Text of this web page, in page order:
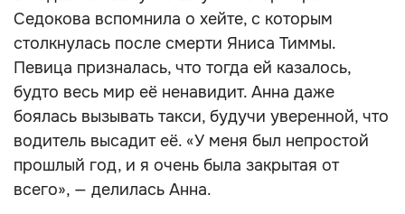
Седокова вспомнила о хейте, с которым
столкнулась после смерти Яниса Тиммы.
Певица призналась, что тогда ей казалось,
будто весь мир её ненавидит. Анна даже
боялась вызывать такси, будучи уверенной, что
водитель высадит её. «У меня был непростой
прошлый год, и я очень была закрытая от
всего», — делилась Анна.